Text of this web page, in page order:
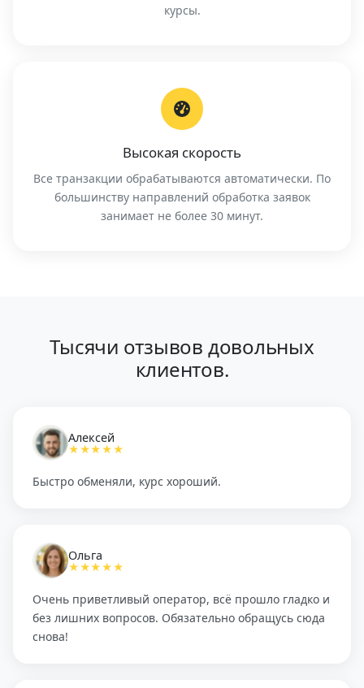
курсы.
Высокая скорость
Все транзакции обрабатываются автоматически. По
большинству направлений обработка заявок
занимает не более 30 минут.
Тысячи отзывов довольных
клиентов.
Алексей
★★★★★
Быстро обменяли, курс хороший.
Ольга
★★★★★
Очень приветливый оператор, всё прошло гладко и
без лишних вопросов. Обязательно обращусь сюда
снова!